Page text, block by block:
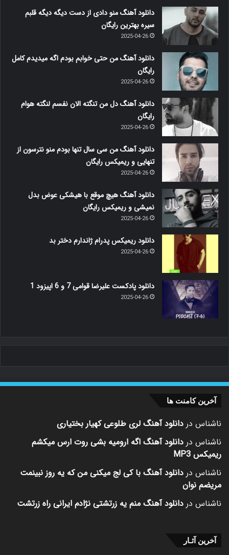
دانلود آهنگ منو دادی از دست دیگه دیگه قلبم
سیره بهترین رایگان
2025-04-26
دانلود آهنگ من حتی خوابم بودم اگه میدیدم کامل
رایگان
2025-04-26
دانلود آهنگ دل من تنگته الان نفسم لنگته هوام
رایگان
2025-04-26
دانلود آهنگ من سی سال تنها بودم منو نترسون از
تنهایی و ریمیکس رایگان
2025-04-26
دانلود آهنگ هیچ موقع با هیشکی عوض بدل
نمیشی و ریمیکس رایگان
2025-04-26
دانلود ریمیکس پدرام ژاندارم دختر بد
2025-04-26
دانلود پادکست علیرضا قوامی 7 و 6 اپیزود 1
2025-04-26
آخرین کامنت ها
ناشناس در دانلود آهنگ لری طلوعی کهیار بختیاری
ناشناس در دانلود آهنگ اگه ارومیه بشی روت ارس میکشم
ریمیکس MP3
ناشناس در دانلود آهنگ با کی لج میکنی من که یه روز نبینمت
مریضم نوان
ناشناس در دانلود آهنگ منم یه زرتشتی نژادم ایرانی راه زرتشت
آخرین آثـار